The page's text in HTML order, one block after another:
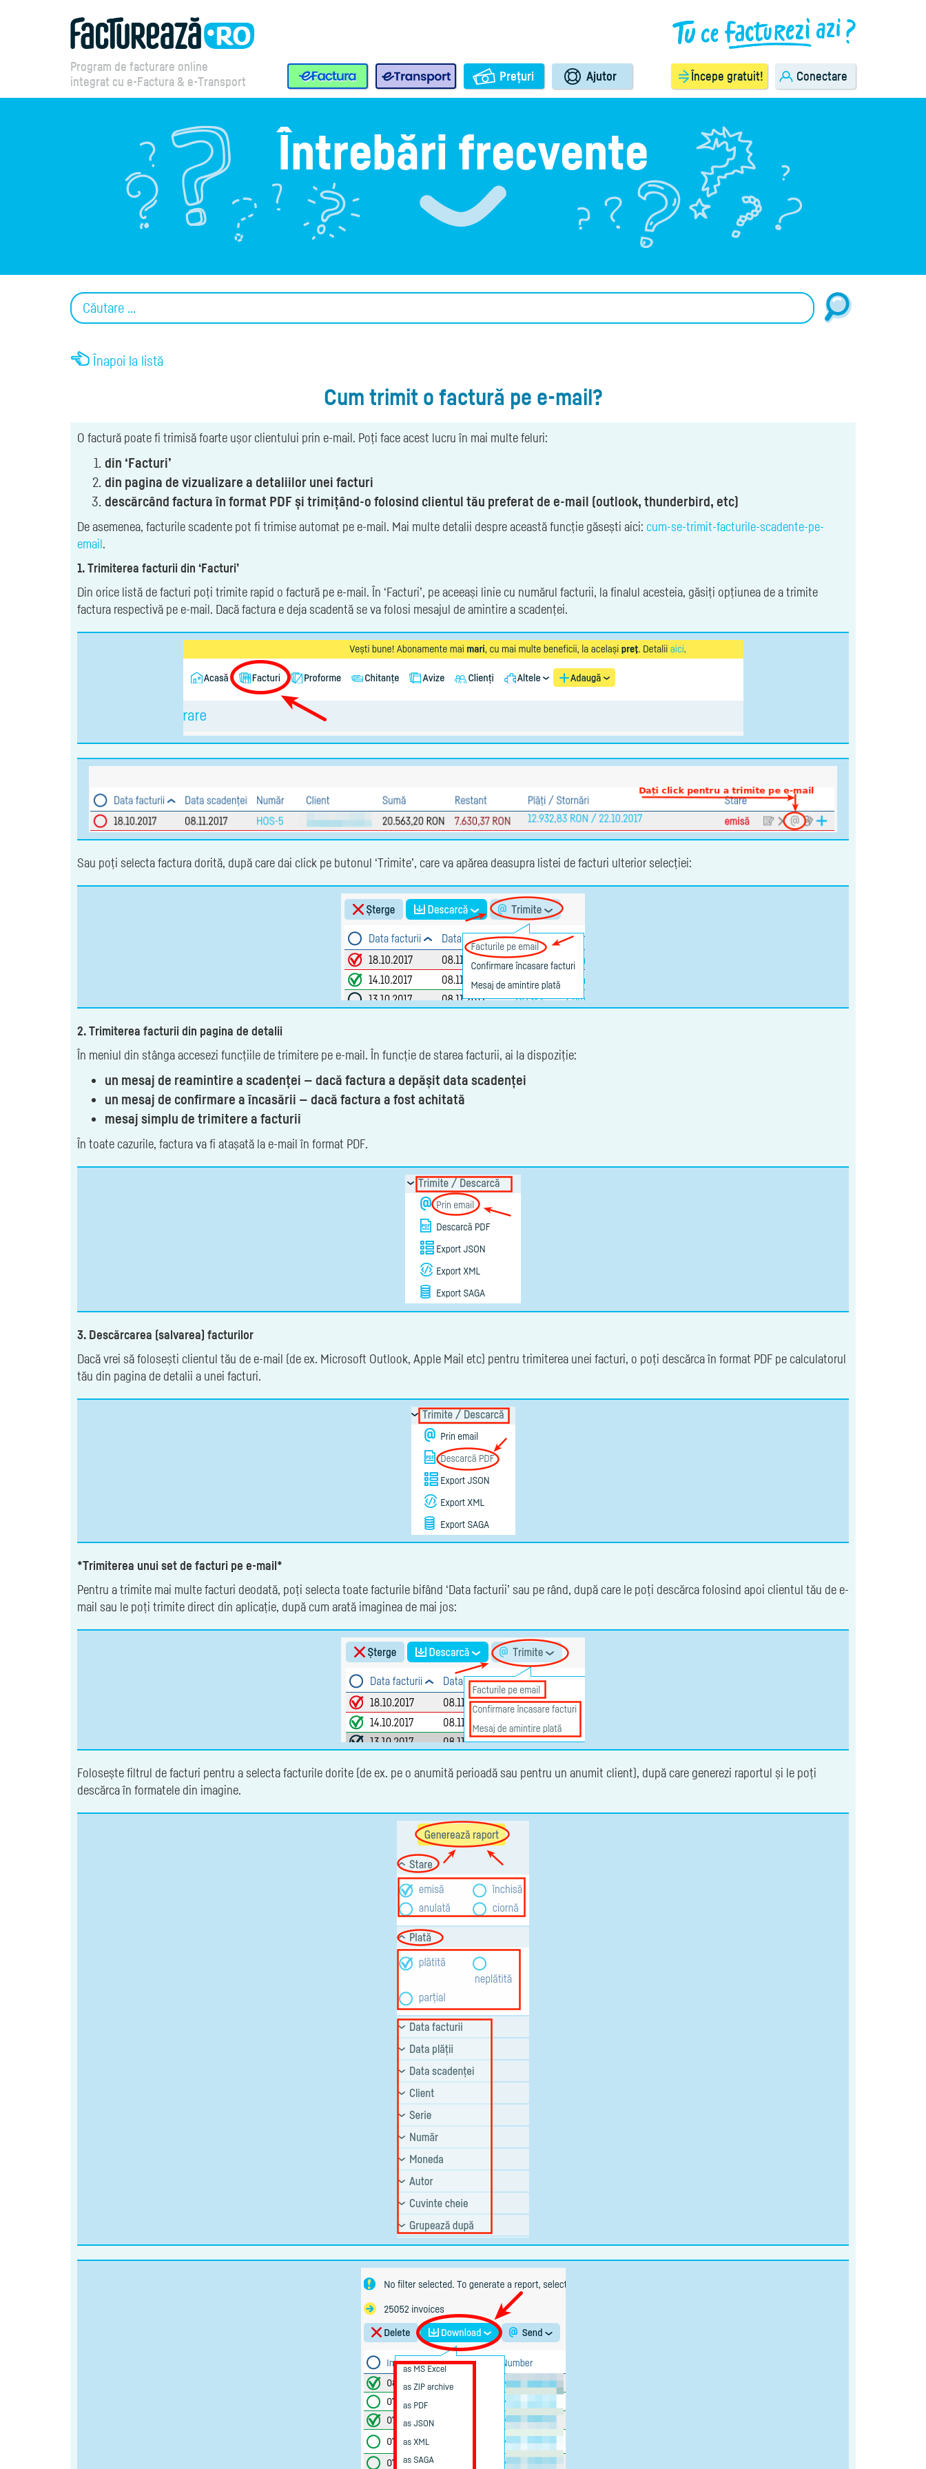
Program de facturare online
integrat cu e-Factura & e-Transport
e-Factura e-Transport Prețuri Ajutor Începe gratuit! Conectare
Întrebări frecvente
Înapoi la listă
Cum trimit o factură pe e-mail?
O factură poate fi trimisă foarte ușor clientului prin e-mail. Poți face acest lucru în mai multe feluri:
din ‘Facturi’
din pagina de vizualizare a detaliilor unei facturi
descărcând factura în format PDF și trimițând-o folosind clientul tău preferat de e-mail (outlook, thunderbird, etc)
De asemenea, facturile scadente pot fi trimise automat pe e-mail. Mai multe detalii despre această funcție găsești aici: cum-se-trimit-facturile-scadente-pe-
email.
1. Trimiterea facturii din ‘Facturi’
Din orice listă de facturi poți trimite rapid o factură pe e-mail. În ‘Facturi’, pe aceeași linie cu numărul facturii, la finalul acesteia, găsiți opțiunea de a trimite
factura respectivă pe e-mail. Dacă factura e deja scadentă se va folosi mesajul de amintire a scadenței.
Sau poți selecta factura dorită, după care dai click pe butonul ‘Trimite’, care va apărea deasupra listei de facturi ulterior selecției:
2. Trimiterea facturii din pagina de detalii
În meniul din stânga accesezi funcțiile de trimitere pe e-mail. În funcție de starea facturii, ai la dispoziție:
un mesaj de reamintire a scadenței — dacă factura a depășit data scadenței
un mesaj de confirmare a încasării — dacă factura a fost achitată
mesaj simplu de trimitere a facturii
În toate cazurile, factura va fi atașată la e-mail în format PDF.
3. Descărcarea (salvarea) facturilor
Dacă vrei să folosești clientul tău de e-mail (de ex. Microsoft Outlook, Apple Mail etc) pentru trimiterea unei facturi, o poți descărca în format PDF pe calculatorul
tău din pagina de detalii a unei facturi.
*Trimiterea unui set de facturi pe e-mail*
Pentru a trimite mai multe facturi deodată, poți selecta toate facturile bifând ‘Data facturii’ sau pe rând, după care le poți descărca folosind apoi clientul tău de e-
mail sau le poți trimite direct din aplicație, după cum arată imaginea de mai jos:
Folosește filtrul de facturi pentru a selecta facturile dorite (de ex. pe o anumită perioadă sau pentru un anumit client), după care generezi raportul și le poți
descărca în formatele din imagine.